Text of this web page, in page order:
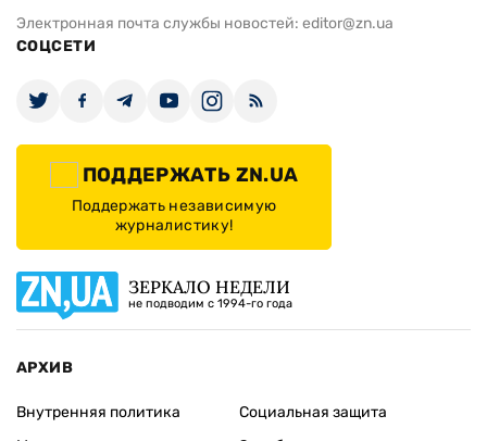
Электронная почта службы новостей: editor@zn.ua
СОЦСЕТИ
ПОДДЕРЖАТЬ ZN.UA
Поддержать независимую
журналистику!
ЗЕРКАЛО НЕДЕЛИ
не подводим с 1994-го года
АРХИВ
Внутренняя политика
Социальная защита